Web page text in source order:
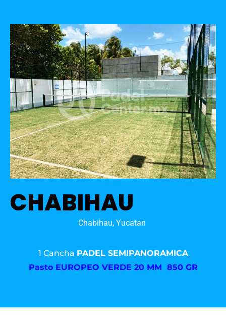
CHABIHAU
Chabihau, Yucatan
1 Cancha PADEL SEMIPANORAMICA
Pasto EUROPEO VERDE 20 MM 850 GR